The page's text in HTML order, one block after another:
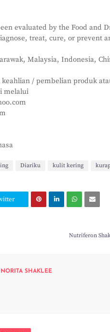
evaluated by the Food and
treat, cure, or prevent
Malaysia, Indonesia,
/ pembelian produk
melalui
Diariku kulit kering
Nutriferon
NORITA SHAKLEE